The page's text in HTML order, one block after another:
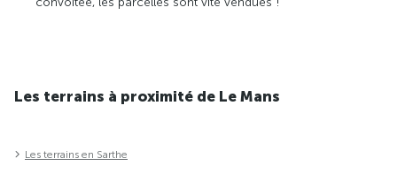
Les terrains à proximité de Le Mans
Les terrains en Sarthe